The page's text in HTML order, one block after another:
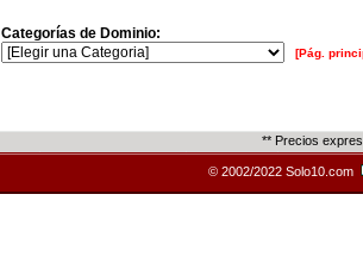
Categorías de Dominio:
[Pág.
** Precios
© 2002/2022 Solo10.com